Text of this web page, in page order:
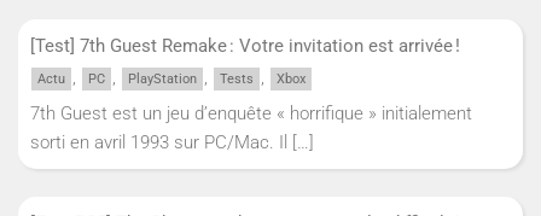
[Test] 7th Guest Remake : Votre invitation est arrivée !
Actu , PC , PlayStation , Tests , Xbox
7th Guest est un jeu d’enquête « horrifique » initialement
sorti en avril 1993 sur PC/Mac. Il
[…]